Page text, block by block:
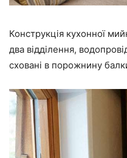
Конструкція кухонної
два відділення,
сховані в порожнину